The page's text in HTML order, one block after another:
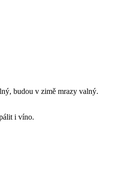
budou v zimě mrazy valný.
i víno.